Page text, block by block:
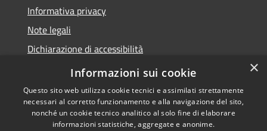
Informativa privacy
Note legali
Dichiarazione di accessibilità
Piano di miglioramento del sito
Copyright © 2026 • Comune di
×
Informazioni sui cookie
Questo sito web utilizza cookie tecnici e assimilati strettamente
necessari al corretto funzionamento e alla navigazione del sito,
nonché un cookie tecnico analitico al solo fine di elaborare
informazioni statistiche, aggregate e anonime.